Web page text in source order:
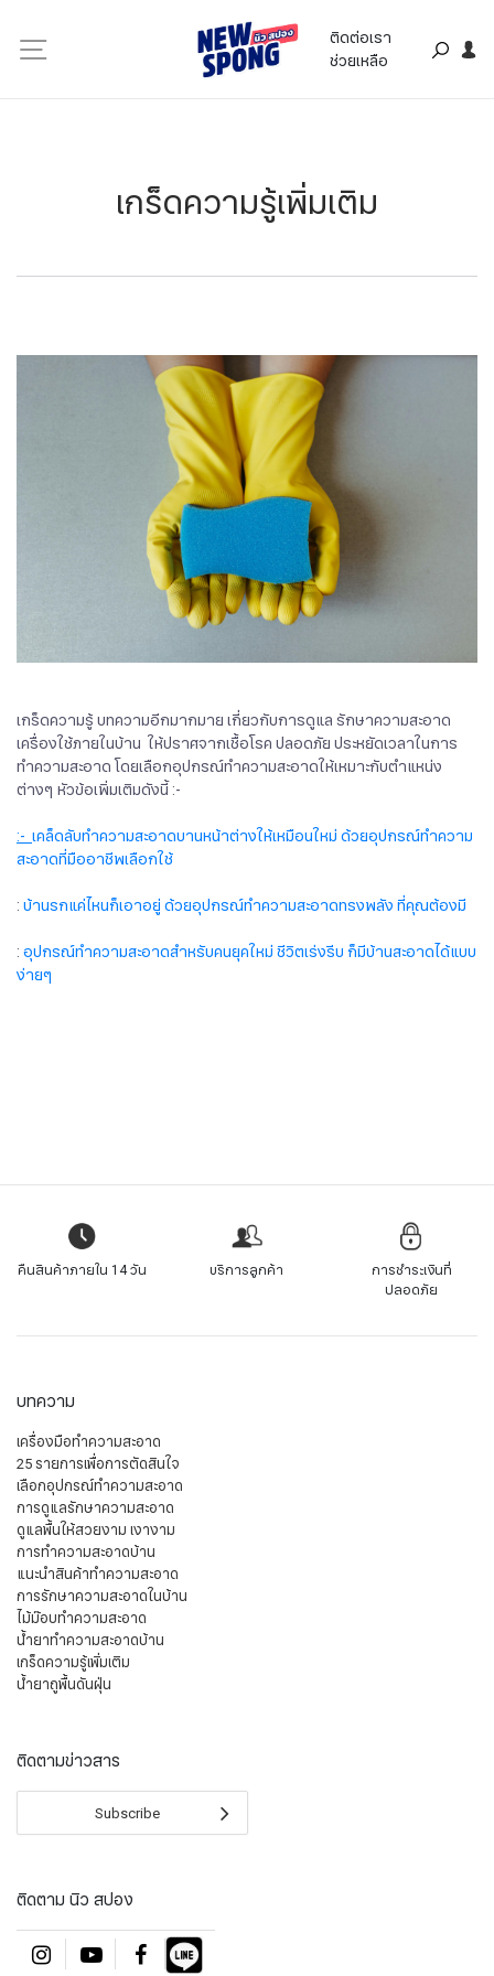
ติดต่อเรา
ช่วยเหลือ
เกร็ดความรู้เพิ่มเติม
เกร็ดความรู้ บทความอีกมากมาย เกี่ยวกับการดูแล รักษาความสะอาด
เครื่องใช้ภายในบ้าน ให้ปราศจากเชื้อโรค ปลอดภัย ประหยัดเวลาในการ
ทำความสะอาด โดยเลือกอุปกรณ์ทำความสะอาดให้เหมาะกับตำแหน่ง
ต่างๆ หัวข้อเพิ่มเติมดังนี้ :-
:- เคล็ดลับทำความสะอาดบานหน้าต่างให้เหมือนใหม่ ด้วยอุปกรณ์ทำความ
สะอาดที่มืออาชีพเลือกใช้
:บ้านรกแค่ไหนก็เอาอยู่ ด้วยอุปกรณ์ทำความสะอาดทรงพลัง ที่คุณต้องมี
:อุปกรณ์ทำความสะอาดสำหรับคนยุคใหม่ ชีวิตเร่งรีบ ก็มีบ้านสะอาดได้แบบ
ง่ายๆ
คืนสินค้าภายใน 14 วัน บริการลูกค้า
การชำระเงินที่
ปลอดภัย
บทความ
เครื่องมือทำความสะอาด
25 รายการเพื่อการตัดสินใจ
เลือกอุปกรณ์ทำความสะอาด
การดูแลรักษาความสะอาด
ดูแลพื้นให้สวยงาม เงางาม
การทำความสะอาดบ้าน
แนะนำสินค้าทำความสะอาด
การรักษาความสะอาดในบ้าน
ไม้ม๊อบทำความสะอาด
น้ำยาทำความสะอาดบ้าน
เกร็ดความรู้เพิ่มเติม
น้ำยาถูพื้นดันฝุ่น
ติดตามข่าวสาร
Subscribe
ติดตาม นิว สปอง